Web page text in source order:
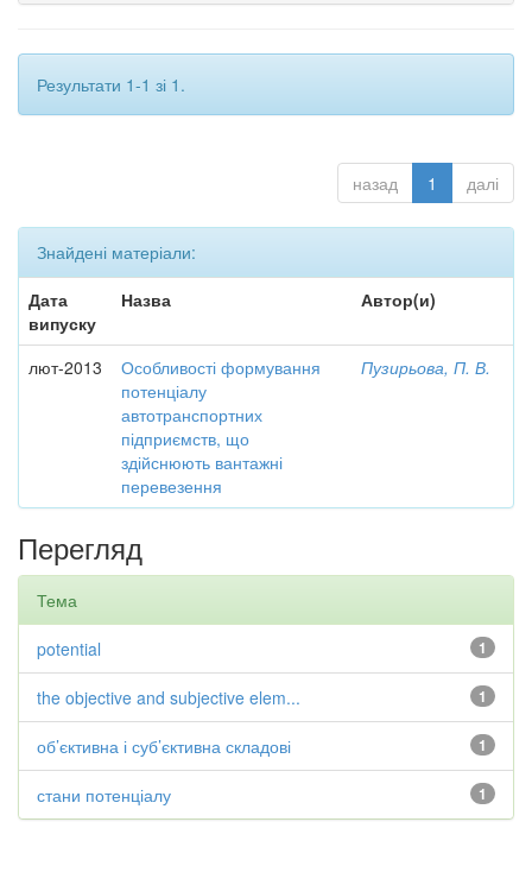
Результати 1-1 зі 1.
назад 1 далі
Знайдені матеріали:
Дата
випуску
Назва Автор(и)
лют-2013
Особливості формування
потенціалу
автотранспортних
підприємств, що
здійснюють вантажні
перевезення
Пузирьова, П. В.
Перегляд
Тема
1
potential
1
the objective and subjective elem...
1
об’єктивна і суб’єктивна складові
1
стани потенціалу